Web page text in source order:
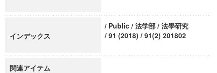
インデックス
/ Public / 法学部 / 法學研究
/ 91 (2018) / 91(2) 201802
関連アイテム